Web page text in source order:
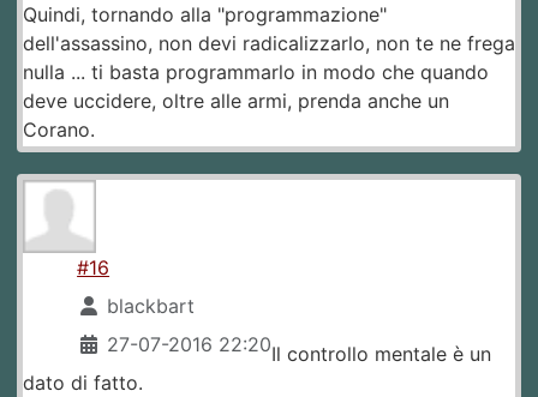
Quindi, tornando alla "programmazione"
dell'assassino, non devi radicalizzarlo, non te ne frega
nulla ... ti basta programmarlo in modo che quando
deve uccidere, oltre alle armi, prenda anche un
Corano.
#16
blackbart
27-07-2016 22:20Il controllo mentale è un
dato di fatto.